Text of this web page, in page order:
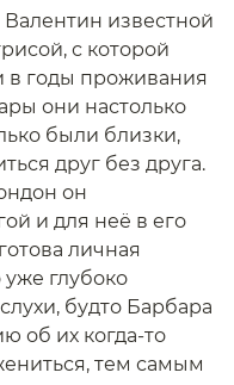
известной
с которой
в годы проживания
они настолько
были близки,
друг без друга.
он
и для неё в его
личная
глубоко
будто Барбара
об их когда-то
тем самым